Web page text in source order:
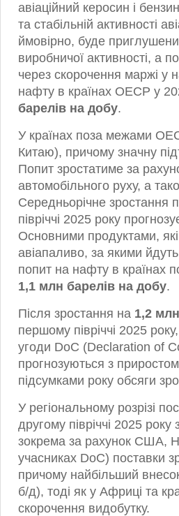
авіаційний керосин і
та стабільній активності
ймовірно, буде
виробничої активності, а
через скорочення маржі у
нафту в країнах ОЕСР у
барелів на добу.
У країнах поза межами
Китаю), причому значну
Попит зростатиме за
автомобільного руху, а
Середньорічне зростання
півріччі 2025 року
Основними продуктами,
авіапаливо, за якими
попит на нафту в країнах
1,1 млн барелів на добу.
Після зростання на 1,2
першому півріччі 2025
угоди DoC (Declaration of
прогнозуються з приростом
підсумками року обсяги
У регіональному розрізі
другому півріччі 2025 року
зокрема за рахунок США,
учасниках DoC) поставки
причому найбільший
б/д), тоді як у Африці та
скорочення видобутку.